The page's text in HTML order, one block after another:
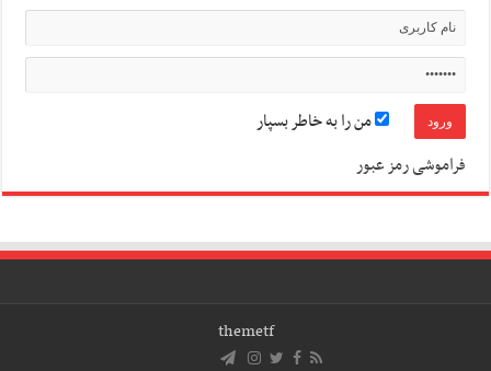
من را به خاطر بسپار
فراموشی رمز عبور
themetf